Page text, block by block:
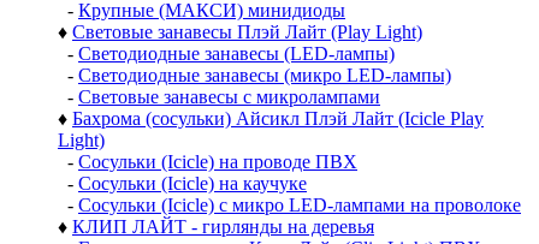
- Крупные (МАКСИ) минидиоды
♦ Световые занавесы Плэй Лайт (Play Light)
- Светодиодные занавесы (LED-лампы)
- Светодиодные занавесы (микро LED-лампы)
- Световые занавесы с микролампами
♦ Бахрома (сосульки) Айсикл Плэй Лайт (Icicle Play
Light)
- Сосульки (Icicle) на проводе ПВХ
- Сосульки (Icicle) на каучуке
- Сосульки (Icicle) с микро LED-лампами на проволоке
♦ КЛИП ЛАЙТ - гирлянды на деревья